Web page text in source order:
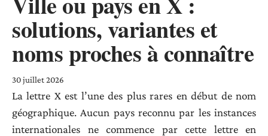
solutions, variantes et
noms proches à connaître
30 juillet 2026
La lettre X est l’une des plus rares en début de nom
géographique. Aucun pays reconnu par les instances
internationales ne commence par cette lettre en